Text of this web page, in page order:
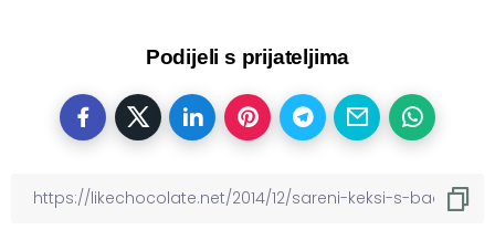
Podijeli s prijateljima